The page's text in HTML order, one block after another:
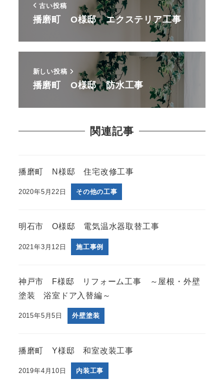
古い投稿
播磨町 O様邸 エクステリア工事
新しい投稿
播磨町 O様邸 防水工事
関連記事
播磨町 N様邸 住宅改修工事
2020年5月22日 その他の工事
明石市 O様邸 電気温水器取替工事
2021年3月12日 施工事例
神戸市 F様邸 リフォーム工事 ～屋根・外壁
塗装 浴室ドア入替編～
2015年5月5日 外壁塗装
播磨町 Y様邸 和室改装工事
2019年4月10日 内装工事